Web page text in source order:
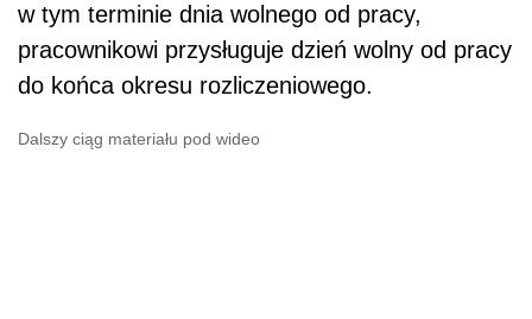
w tym terminie dnia wolnego od pracy,
pracownikowi przysługuje dzień wolny od pracy
do końca okresu rozliczeniowego.
Dalszy ciąg materiału pod wideo